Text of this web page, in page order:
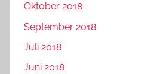
Oktober 2018
September 2018
Juli 2018
Juni 2018